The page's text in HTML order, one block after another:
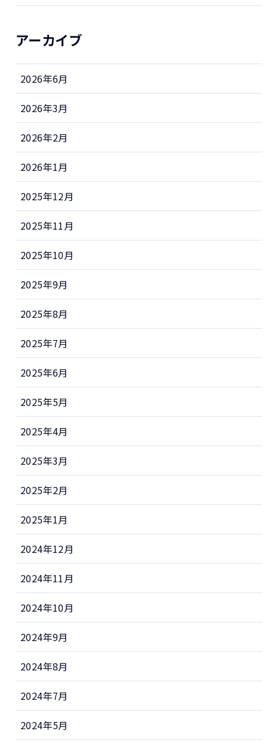
アーカイブ
2026年6月
2026年3月
2026年2月
2026年1月
2025年12月
2025年11月
2025年10月
2025年9月
2025年8月
2025年7月
2025年6月
2025年5月
2025年4月
2025年3月
2025年2月
2025年1月
2024年12月
2024年11月
2024年10月
2024年9月
2024年8月
2024年7月
2024年5月